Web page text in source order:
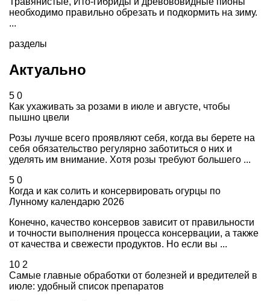
необходимо правильно обрезать и подкормить на зиму.
...
разделы
Актуально
5 0
Как ухаживать за розами в июле и августе, чтобы
пышно цвели
Розы лучше всего проявляют себя, когда вы берете на
себя обязательство регулярно заботиться о них и
уделять им внимание. Хотя розы требуют большего ...
5 0
Когда и как солить и консервировать огурцы по
Лунному календарю 2026
Конечно, качество консервов зависит от правильности
и точности выполнения процесса консервации, а также
от качества и свежести продуктов. Но если вы ...
10 2
Самые главные обработки от болезней и вредителей в
июле: удобный список препаратов